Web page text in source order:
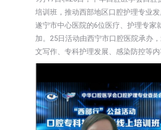
培训班，推动西部地区口腔护理专业
遂宁市中心医院的6位医疗、护理专家
加。25日活动由西宁市口腔医院承办
文写作、专科护理发展、感染防控等